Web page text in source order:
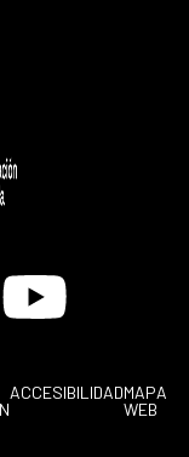
Youtube
ACCESIBILIDADMAPA
WEB